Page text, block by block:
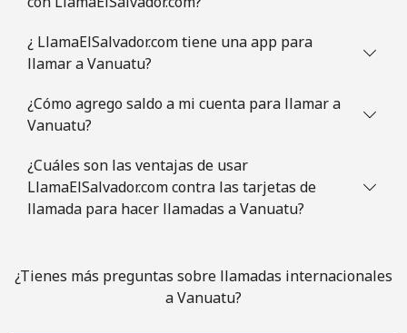
¿ LlamaElSalvador.com tiene una app para
llamar a Vanuatu?
¿Cómo agrego saldo a mi cuenta para llamar a
Vanuatu?
¿Cuáles son las ventajas de usar
LlamaElSalvador.com contra las tarjetas de
llamada para hacer llamadas a Vanuatu?
¿Tienes más preguntas sobre llamadas internacionales
a Vanuatu?